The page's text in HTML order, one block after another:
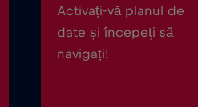
Activați-vă planul de
date și începeți să
navigați!